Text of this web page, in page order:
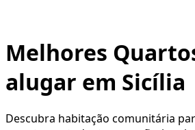
Melhores
alugar em Sicília
Descubra habitação comunitária